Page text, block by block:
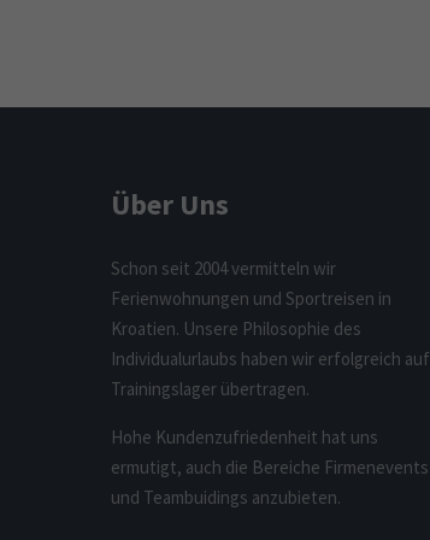
Über Uns
Schon seit 2004 vermitteln wir
Ferienwohnungen und Sportreisen in
Kroatien. Unsere Philosophie des
Individualurlaubs haben wir erfolgreich auf
Trainingslager übertragen.
Hohe Kundenzufriedenheit hat uns
ermutigt, auch die Bereiche Firmenevents
und Teambuidings anzubieten.